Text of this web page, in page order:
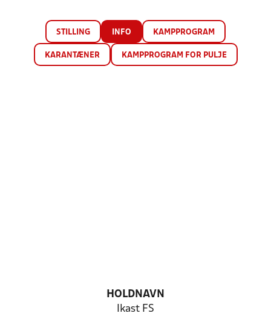
STILLING INFO KAMPPROGRAM
KARANTÆNER KAMPPROGRAM FOR PULJE
HOLDNAVN
Ikast FS